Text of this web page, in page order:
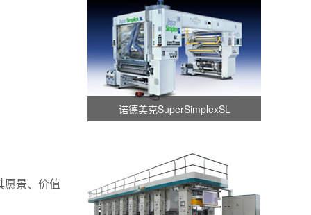
愿景、价值
诺德美克SuperSimplexSL